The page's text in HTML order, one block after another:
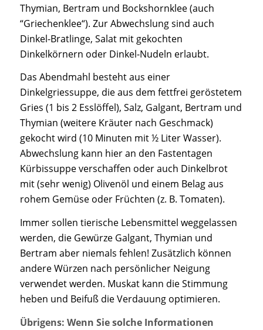
Thymian, Bertram und Bockshornklee (auch
“Griechenklee“). Zur Abwechslung sind auch
Dinkel-Bratlinge, Salat mit gekochten
Dinkelkörnern oder Dinkel-Nudeln erlaubt.
Das Abendmahl besteht aus einer
Dinkelgriessuppe, die aus dem fettfrei geröstetem
Gries (1 bis 2 Esslöffel), Salz, Galgant, Bertram und
Thymian (weitere Kräuter nach Geschmack)
gekocht wird (10 Minuten mit ½ Liter Wasser).
Abwechslung kann hier an den Fastentagen
Kürbissuppe verschaffen oder auch Dinkelbrot
mit (sehr wenig) Olivenöl und einem Belag aus
rohem Gemüse oder Früchten (z. B. Tomaten).
Immer sollen tierische Lebensmittel weggelassen
werden, die Gewürze Galgant, Thymian und
Bertram aber niemals fehlen! Zusätzlich können
andere Würzen nach persönlicher Neigung
verwendet werden. Muskat kann die Stimmung
heben und Beifuß die Verdauung optimieren.
Übrigens: Wenn Sie solche Informationen